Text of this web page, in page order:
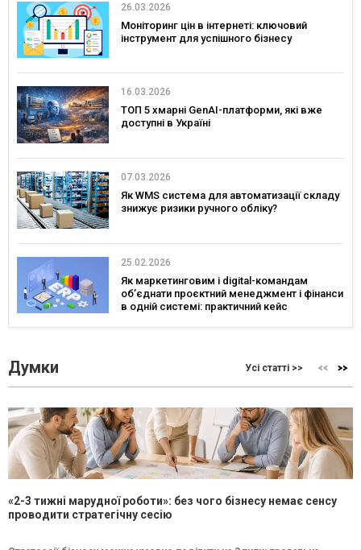
26.03.2026
Моніторинг цін в інтернеті: ключовий
інструмент для успішного бізнесу
16.03.2026
ТОП 5 хмарні GenAI-платформи, які вже
доступні в Україні
07.03.2026
Як WMS система для автоматизації складу
знижує ризики ручного обліку?
25.02.2026
Як маркетинговим і digital-командам
об’єднати проєктний менеджмент і фінанси
в одній системі: практичний кейс
Думки Усі статті >>
«2-3 тижні марудної роботи»: без чого бізнесу немає сенсу
проводити стратегічну сесію